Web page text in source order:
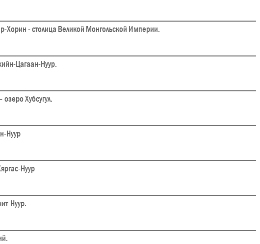
Хорин - столица Великой Монгольской Империи.
Цагаан-Нуур.
Хубсугул.
Нуур
Нуур
Нуур.